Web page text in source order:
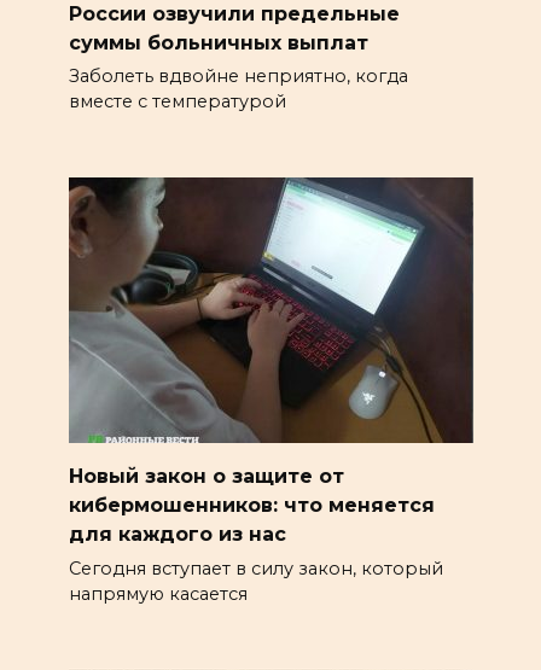
России озвучили предельные
суммы больничных выплат
Заболеть вдвойне неприятно, когда
вместе с температурой
Новый закон о защите от
кибермошенников: что меняется
для каждого из нас
Сегодня вступает в силу закон, который
напрямую касается